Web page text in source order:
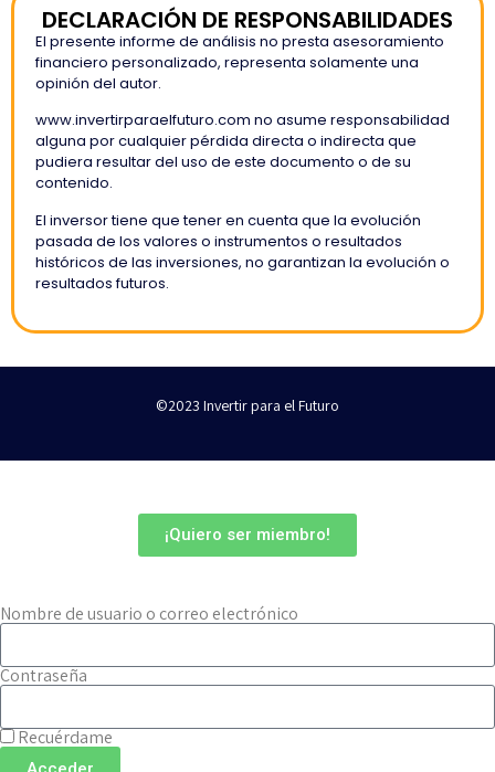
DECLARACIÓN DE RESPONSABILIDADES
El presente informe de análisis no presta asesoramiento
financiero personalizado, representa solamente una
opinión del autor.
www.invertirparaelfuturo.com no asume responsabilidad
alguna por cualquier pérdida directa o indirecta que
pudiera resultar del uso de este documento o de su
contenido.
El inversor tiene que tener en cuenta que la evolución
pasada de los valores o instrumentos o resultados
históricos de las inversiones, no garantizan la evolución o
resultados futuros.
©2023 Invertir para el Futuro
¡Quiero ser miembro!
Nombre de usuario o correo electrónico
Contraseña
Recuérdame